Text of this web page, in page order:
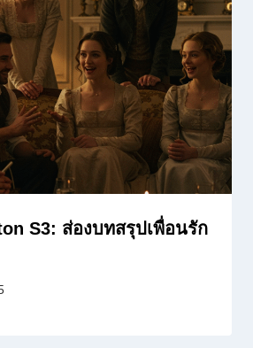
S3: ส่องบทสรุปเพื่อนรัก